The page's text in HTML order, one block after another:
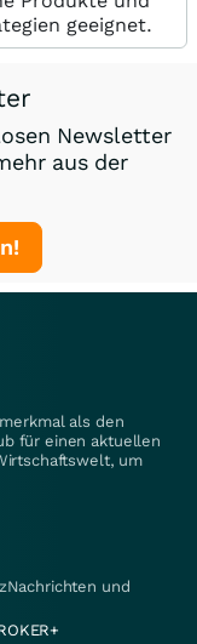
geeignet.
Newsletter
aus der
als den
für einen aktuellen
um
und